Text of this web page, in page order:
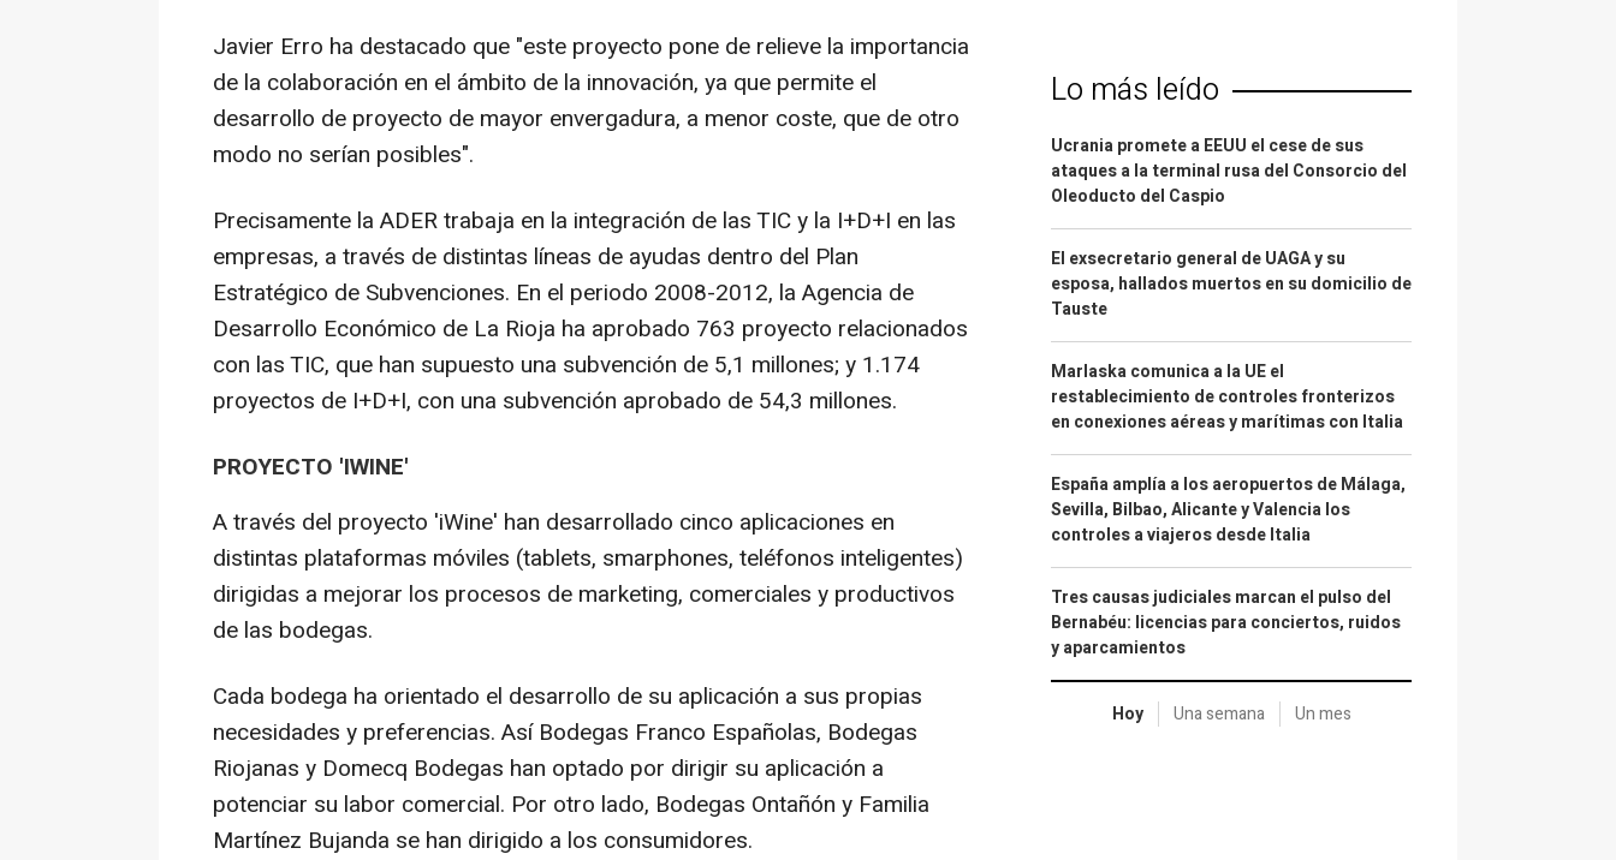
Javier Erro ha destacado que "este proyecto pone de relieve la importancia
de la colaboración en el ámbito de la innovación, ya que permite el
desarrollo de proyecto de mayor envergadura, a menor coste, que de otro
modo no serían posibles".
Precisamente la ADER trabaja en la integración de las TIC y la I+D+I en las
empresas, a través de distintas líneas de ayudas dentro del Plan
Estratégico de Subvenciones. En el periodo 2008-2012, la Agencia de
Desarrollo Económico de La Rioja ha aprobado 763 proyecto relacionados
con las TIC, que han supuesto una subvención de 5,1 millones; y 1.174
proyectos de I+D+I, con una subvención aprobado de 54,3 millones.
PROYECTO 'IWINE'
A través del proyecto 'iWine' han desarrollado cinco aplicaciones en
distintas plataformas móviles (tablets, smarphones, teléfonos inteligentes)
dirigidas a mejorar los procesos de marketing, comerciales y productivos
de las bodegas.
Cada bodega ha orientado el desarrollo de su aplicación a sus propias
necesidades y preferencias. Así Bodegas Franco Españolas, Bodegas
Riojanas y Domecq Bodegas han optado por dirigir su aplicación a
potenciar su labor comercial. Por otro lado, Bodegas Ontañón y Familia
Martínez Bujanda se han dirigido a los consumidores.
Lo más leído
Ucrania promete a EEUU el cese de sus
ataques a la terminal rusa del Consorcio del
Oleoducto del Caspio
El exsecretario general de UAGA y su
esposa, hallados muertos en su domicilio de
Tauste
Marlaska comunica a la UE el
restablecimiento de controles fronterizos
en conexiones aéreas y marítimas con Italia
España amplía a los aeropuertos de Málaga,
Sevilla, Bilbao, Alicante y Valencia los
controles a viajeros desde Italia
Tres causas judiciales marcan el pulso del
Bernabéu: licencias para conciertos, ruidos
y aparcamientos
Hoy Una semana Un mes